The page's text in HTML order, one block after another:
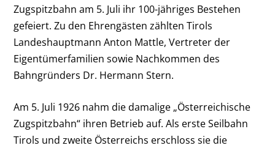
Zugspitzbahn am 5. Juli ihr 100-jähriges Bestehen
gefeiert. Zu den Ehrengästen zählten Tirols
Landeshauptmann Anton Mattle, Vertreter der
Eigentümerfamilien sowie Nachkommen des
Bahngründers Dr. Hermann Stern.
Am 5. Juli 1926 nahm die damalige „Österreichische
Zugspitzbahn“ ihren Betrieb auf. Als erste Seilbahn
Tirols und zweite Österreichs erschloss sie die